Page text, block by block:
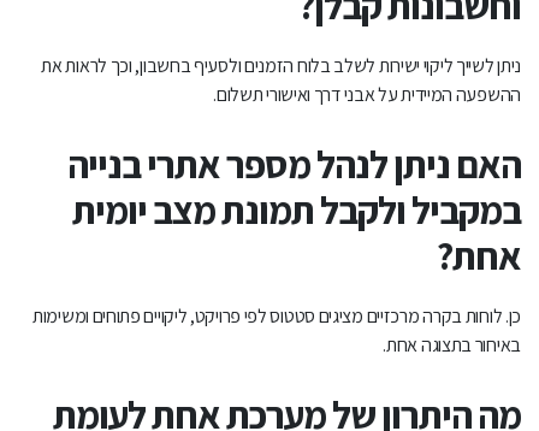
ניתן לשייך ליקוי ישירות לשלב בלוח הזמנים ולסעיף בחשבון, וכך לראות את
ההשפעה המיידית על אבני דרך ואישורי תשלום.
האם ניתן לנהל מספר אתרי בנייה
במקביל ולקבל תמונת מצב יומית
אחת?
כן. לוחות בקרה מרכזיים מציגים סטטוס לפי פרויקט, ליקויים פתוחים ומשימות
באיחור בתצוגה אחת.
מה היתרון של מערכת אחת לעומת